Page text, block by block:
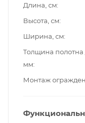
Длина, см
Высота, см
Ширина, см
Толщина полотна
мм
Монтаж